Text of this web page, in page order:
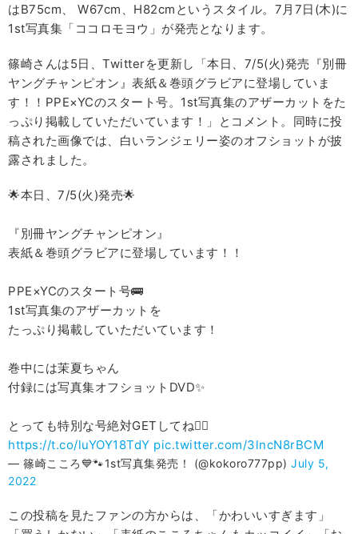
はB75cm、 W67cm、H82cmというスタイル。7月7日(木)に
1st写真集「ココロモヨウ」が発売となります。
篠崎さんは5日、Twitterを更新し「本日、7/5(火)発売『別冊
ヤングチャンピオン』表紙＆巻頭グラビアに登場していま
す！！PPE×YCのスタート号。1st写真集のアザーカットをた
っぷり掲載していただいています！」とコメント。同時に投
稿された画像では、白いランジェリー姿のオフショットが披
露されました。
🌟本日、7/5(火)発売🌟
『別冊ヤングチャンピオン』
表紙＆巻頭グラビアに登場しています！！
PPE×YCのスタート号🚌
1st写真集のアザーカットを
たっぷり掲載していただいています！
巻中には茉夏ちゃん
付録には写真集オフショットDVD✨
とっても特別な号絶対GETしてね❤️‍🔥
https://t.co/luYOY18TdY pic.twitter.com/3lncN8rBCM
— 篠崎こころ💙🐾1st写真集発売！ (@kokoro777pp) July 5,
2022
この投稿を見たファンの方からは、「かわいいすぎます」